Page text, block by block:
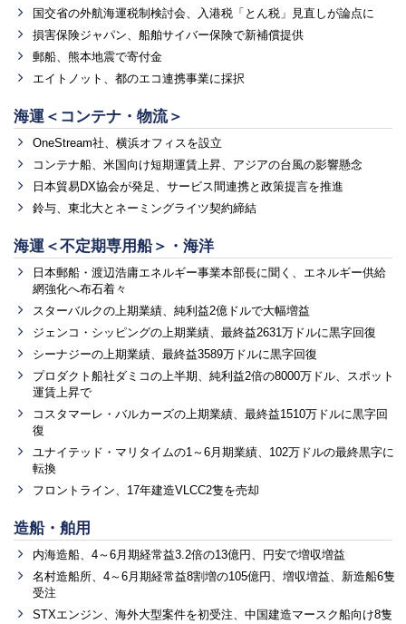
国交省の外航海運税制検討会、入港税「とん税」見直しが論点に
損害保険ジャパン、船舶サイバー保険で新補償提供
郵船、熊本地震で寄付金
エイトノット、都のエコ連携事業に採択
海運＜コンテナ・物流＞
OneStream社、横浜オフィスを設立
コンテナ船、米国向け短期運賃上昇、アジアの台風の影響懸念
日本貿易DX協会が発足、サービス間連携と政策提言を推進
鈴与、東北大とネーミングライツ契約締結
海運＜不定期専用船＞・海洋
日本郵船・渡辺浩庸エネルギー事業本部長に聞く、エネルギー供給
網強化へ布石着々
スターバルクの上期業績、純利益2億ドルで大幅増益
ジェンコ・シッピングの上期業績、最終益2631万ドルに黒字回復
シーナジーの上期業績、最終益3589万ドルに黒字回復
プロダクト船社ダミコの上半期、純利益2倍の8000万ドル、スポット
運賃上昇で
コスタマーレ・バルカーズの上期業績、最終益1510万ドルに黒字回
復
ユナイテッド・マリタイムの1～6月期業績、102万ドルの最終黒字に
転換
フロントライン、17年建造VLCC2隻を売却
造船・舶用
内海造船、4～6月期経常益3.2倍の13億円、円安で増収増益
名村造船所、4～6月期経常益8割増の105億円、増収増益、新造船6隻
受注
STXエンジン、海外大型案件を初受注、中国建造マースク船向け8隻